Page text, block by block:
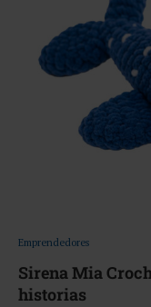
Emprendedores
Sirena Mia
historias